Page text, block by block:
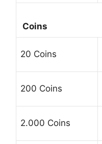
Coins
20 Coins
200 Coins
2.000 Coins